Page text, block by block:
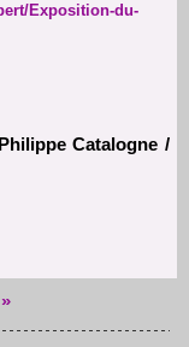
Exposition-du-
Catalogne /